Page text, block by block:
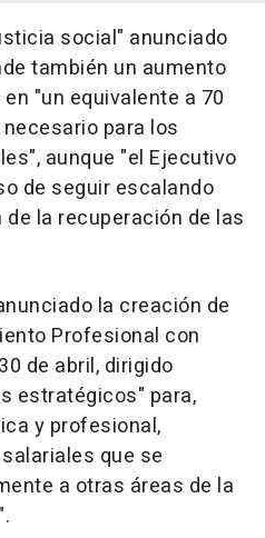
social" anunciado
también un aumento
"un equivalente a 70
para los
aunque "el Ejecutivo
de seguir escalando
la recuperación de las
la creación de
Profesional con
de abril, dirigido
estratégicos" para,
y profesional,
que se
a otras áreas de la